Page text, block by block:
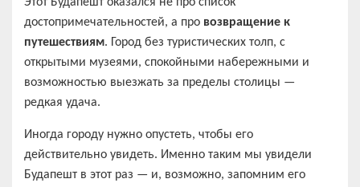
достопримечательностей, а про возвращение к
путешествиям. Город без туристических толп, с
открытыми музеями, спокойными набережными и
возможностью выезжать за пределы столицы —
редкая удача.
Иногда городу нужно опустеть, чтобы его
действительно увидеть. Именно таким мы увидели
Будапешт в этот раз — и, возможно, запомним его